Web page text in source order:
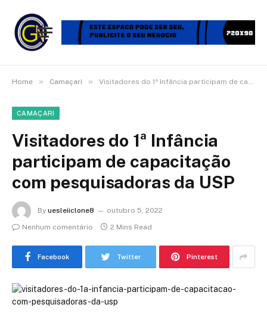
Home » Camaçari » Visitadores do 1ª Infância participam de capacitação com pesquisadoras da USP
CAMAÇARI
Visitadores do 1ª Infância
participam de capacitação
com pesquisadoras da USP
By uesleiiclone8
outubro 5, 2022
Nenhum comentário
2 Mins Read
Facebook Twitter Pinterest